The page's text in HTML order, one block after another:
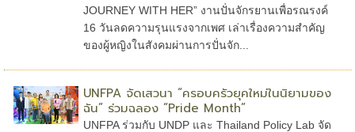
JOURNEY WITH HER” งานปั่นจักรยานเพื่อรณรงค์
16 วันลดความรุนแรงจากเพศ เล่าเรื่องความสำคัญ
ของผู้หญิงในสังคมผ่านการปั่นจัก...
UNFPA จัดเสวนา “ครอบครัวยุคใหม่ในนิยามของ
ฉัน” ร่วมฉลอง “Pride Month”
UNFPA ร่วมกับ UNDP และ Thailand Policy Lab จัด